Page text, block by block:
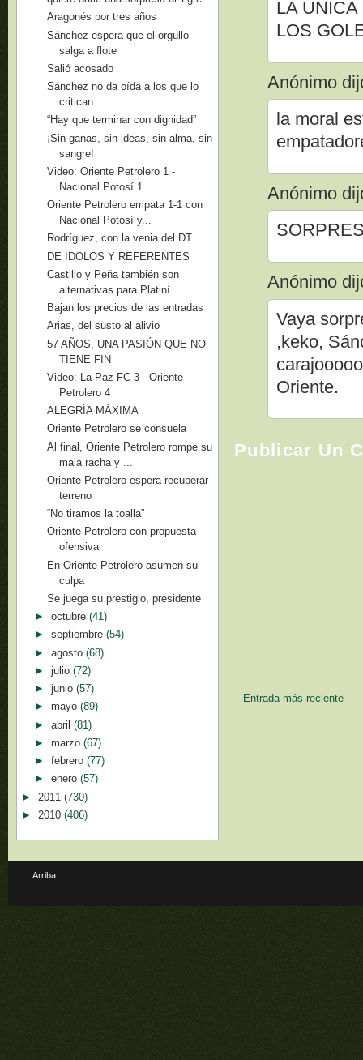
LA
LOS
Anónimo
la moral
Anónimo
Anónimo
Vaya
,keko,
Oriente.
Publicar Un
Entrada más reciente
Aragonés por tres años
Sánchez espera que el orgullo
salga a flote
Salió acosado
Sánchez no da oída a los que lo
critican
“Hay que terminar con dignidad”
¡Sin ganas, sin ideas, sin alma, sin
sangre!
Video: Oriente Petrolero 1 -
Nacional Potosí 1
Oriente Petrolero empata 1-1 con
Nacional Potosí y...
Rodríguez, con la venia del DT
DE ÍDOLOS Y REFERENTES
Castillo y Peña también son
alternativas para Platiní
Bajan los precios de las entradas
Arias, del susto al alivio
57 AÑOS, UNA PASIÓN QUE NO
TIENE FIN
Video: La Paz FC 3 - Oriente
Petrolero 4
ALEGRÍA MÁXIMA
Oriente Petrolero se consuela
Al final, Oriente Petrolero rompe su
mala racha y ...
Oriente Petrolero espera recuperar
terreno
“No tiramos la toalla”
Oriente Petrolero con propuesta
ofensiva
En Oriente Petrolero asumen su
culpa
Se juega su prestigio, presidente
► octubre (41)
► septiembre (54)
► agosto (68)
► julio (72)
► junio (57)
► mayo (89)
► abril (81)
► marzo (67)
► febrero (77)
► enero (57)
► 2011 (730)
► 2010 (406)
Arriba